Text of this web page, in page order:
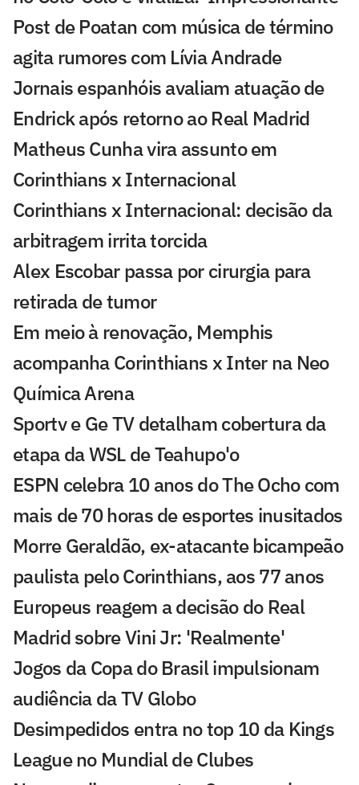
Post de Poatan com música de término
agita rumores com Lívia Andrade
Jornais espanhóis avaliam atuação de
Endrick após retorno ao Real Madrid
Matheus Cunha vira assunto em
Corinthians x Internacional
Corinthians x Internacional: decisão da
arbitragem irrita torcida
Alex Escobar passa por cirurgia para
retirada de tumor
Em meio à renovação, Memphis
acompanha Corinthians x Inter na Neo
Química Arena
Sportv e Ge TV detalham cobertura da
etapa da WSL de Teahupo'o
ESPN celebra 10 anos do The Ocho com
mais de 70 horas de esportes inusitados
Morre Geraldão, ex-atacante bicampeão
paulista pelo Corinthians, aos 77 anos
Europeus reagem a decisão do Real
Madrid sobre Vini Jr: 'Realmente'
Jogos da Copa do Brasil impulsionam
audiência da TV Globo
Desimpedidos entra no top 10 da Kings
League no Mundial de Clubes